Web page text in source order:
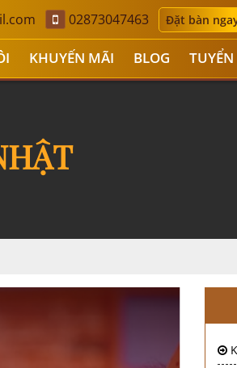
02873047463 Đặt bàn
KHUYẾN MÃI BLOG